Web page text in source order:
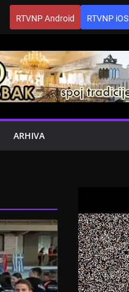
RTVNP Android RTVNP iOS
ARHIVA